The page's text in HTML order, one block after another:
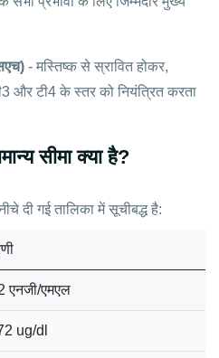
- मस्तिष्क से स्रावित होकर,
और टी4 के स्तर को नियंत्रित करता
सीमा क्या है?
दी गई तालिका में सूचीबद्ध है:
एनजी/एमएल
ug/dl